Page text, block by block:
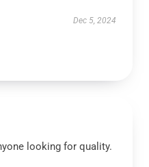
Dec 5, 2024
looking for quality.